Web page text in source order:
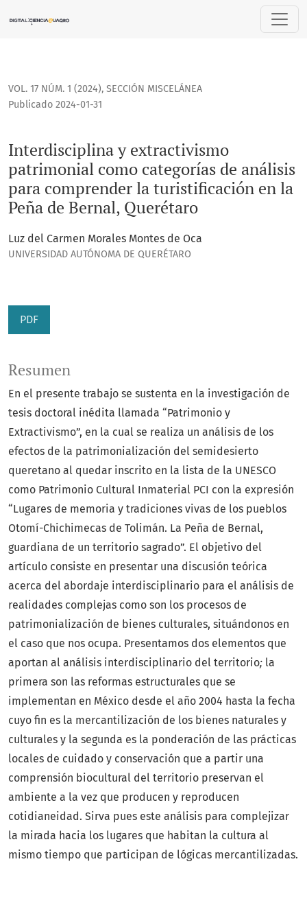
Interdisciplina y extractivismo patrimonial como
VOL. 17 NÚM. 1 (2024), SECCIÓN MISCELÁNEA
Interdisciplina y extractivismo
patrimonial como categorías de análisis
para comprender la turistificación en la
Peña de Bernal, Querétaro
Publicado 2024-01-31
Luz del Carmen Morales Montes de Oca
UNIVERSIDAD AUTÓNOMA DE QUERÉTARO
PDF
Resumen
En el presente trabajo se sustenta en la investigación de
tesis doctoral inédita llamada “Patrimonio y
Extractivismo”, en la cual se realiza un análisis de los
efectos de la patrimonialización del semidesierto
queretano al quedar inscrito en la lista de la UNESCO
como Patrimonio Cultural Inmaterial PCI con la expresión
“Lugares de memoria y tradiciones vivas de los pueblos
Otomí-Chichimecas de Tolimán. La Peña de Bernal,
guardiana de un territorio sagrado”. El objetivo del
artículo consiste en presentar una discusión teórica
acerca del abordaje interdisciplinario para el análisis de
realidades complejas como son los procesos de
patrimonialización de bienes culturales, situándonos en
el caso que nos ocupa. Presentamos dos elementos que
aportan al análisis interdisciplinario del territorio; la
primera son las reformas estructurales que se
implementan en México desde el año 2004 hasta la fecha
cuyo fin es la mercantilización de los bienes naturales y
culturales y la segunda es la ponderación de las prácticas
locales de cuidado y conservación que a partir una
comprensión biocultural del territorio preservan el
ambiente a la vez que producen y reproducen
cotidianeidad. Sirva pues este análisis para complejizar
la mirada hacia los lugares que habitan la cultura al
mismo tiempo que participan de lógicas mercantilizadas.